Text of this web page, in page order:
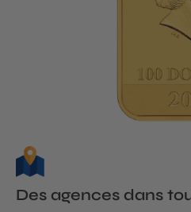
Des agences dans